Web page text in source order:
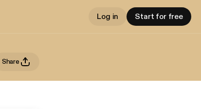
Log in Start for free
Share